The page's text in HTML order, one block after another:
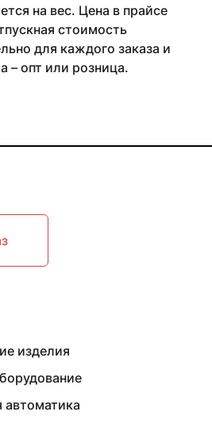
на вес. Цена в прайсе
стоимость
для каждого заказа и
– опт или розница.
изделия